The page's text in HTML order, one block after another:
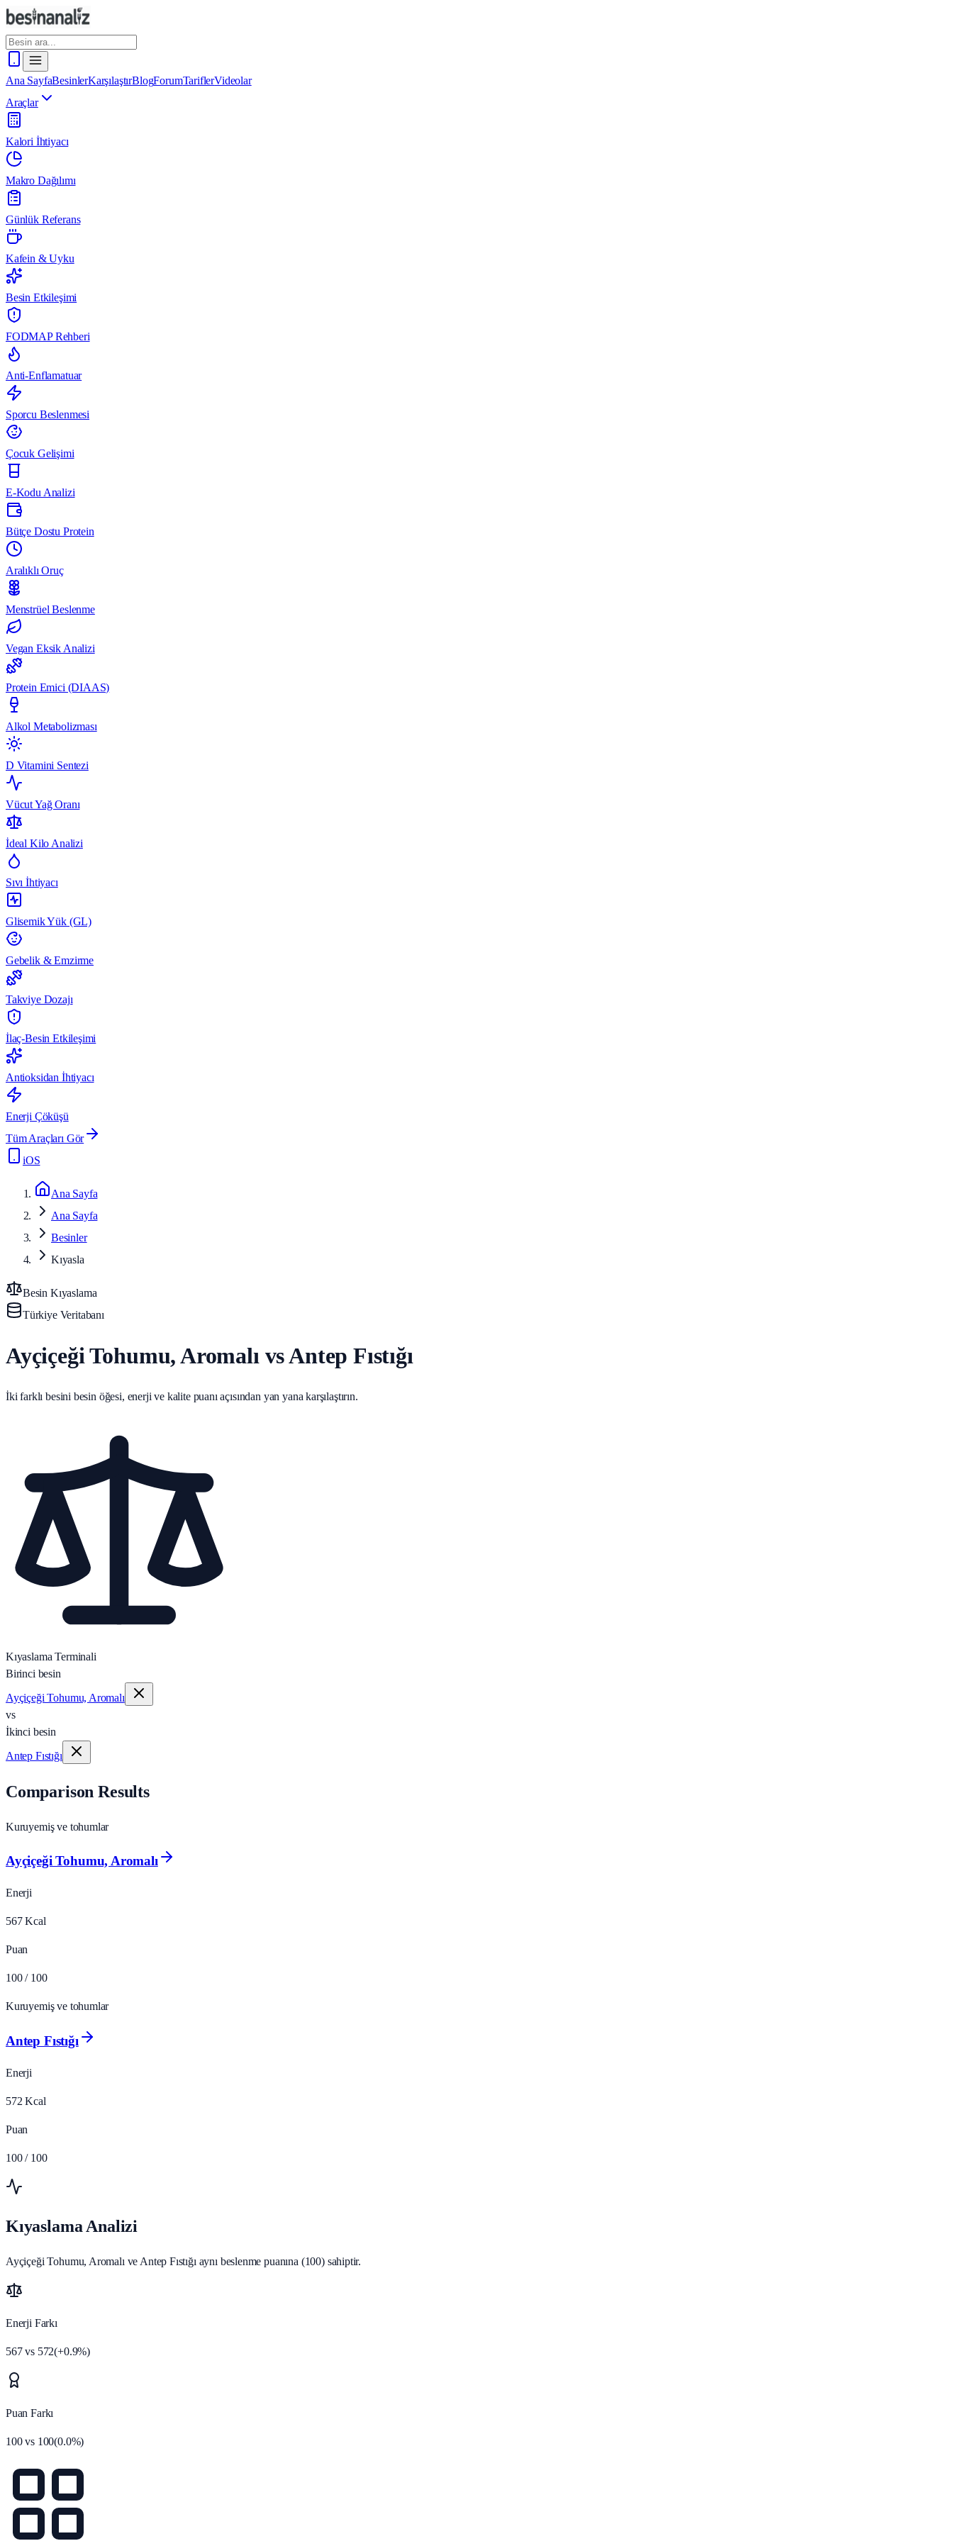
Ana SayfaBesinlerKarşılaştırBlogForumTariflerVideolar
Araçlar
Kalori İhtiyacı
Makro Dağılımı
Günlük Referans
Kafein & Uyku
Besin Etkileşimi
FODMAP Rehberi
Anti-Enflamatuar
Sporcu Beslenmesi
Çocuk Gelişimi
E-Kodu Analizi
Bütçe Dostu Protein
Aralıklı Oruç
Menstrüel Beslenme
Vegan Eksik Analizi
Protein Emici (DIAAS)
Alkol Metabolizması
D Vitamini Sentezi
Vücut Yağ Oranı
İdeal Kilo Analizi
Sıvı İhtiyacı
Glisemik Yük (GL)
Gebelik & Emzirme
Takviye Dozajı
İlaç-Besin Etkileşimi
Antioksidan İhtiyacı
Enerji Çöküşü
Tüm Araçları Gör
iOS
Ana Sayfa
Ana Sayfa
Besinler
Kıyasla
Besin Kıyaslama
Türkiye Veritabanı
Ayçiçeği Tohumu, Aromalı vs Antep Fıstığı
İki farklı besini besin öğesi, enerji ve kalite puanı açısından yan yana karşılaştırın.
Kıyaslama Terminali
Birinci besin
Ayçiçeği Tohumu, Aromalı
vs
İkinci besin
Antep Fıstığı
Comparison Results
Kuruyemiş ve tohumlar
Ayçiçeği Tohumu, Aromalı
Enerji
567 Kcal
Puan
100 / 100
Kuruyemiş ve tohumlar
Antep Fıstığı
Enerji
572 Kcal
Puan
100 / 100
Kıyaslama Analizi
Ayçiçeği Tohumu, Aromalı ve Antep Fıstığı aynı beslenme puanına (100) sahiptir.
Enerji Farkı
567vs 572(+0.9%)
Puan Farkı
100vs 100(0.0%)